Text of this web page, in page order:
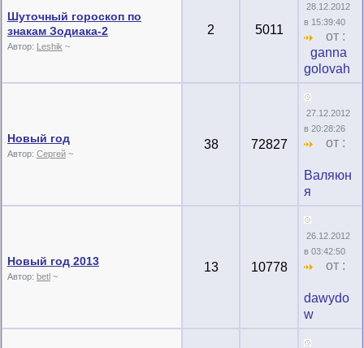
Шуточный гороскоп по
знакам Зодиака-2
Автор: Leshik ~
2 5011
28.12.2012
в 15:39:40
от :
ganna
golovah
Новый год
Автор: Сергей ~
38 72827
27.12.2012
в 20:28:26
от :
Валяюн
я
Новый год 2013
Автор: betl ~
13 10778
26.12.2012
в 03:42:50
от :
dawydo
w